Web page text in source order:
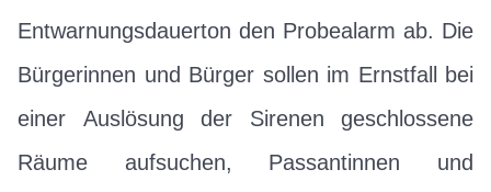
Entwarnungsdauerton den Probealarm ab. Die
Bürgerinnen und Bürger sollen im Ernstfall bei
einer Auslösung der Sirenen geschlossene
Räume aufsuchen, Passantinnen und